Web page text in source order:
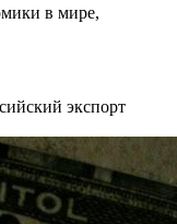
в мире,
экспорт